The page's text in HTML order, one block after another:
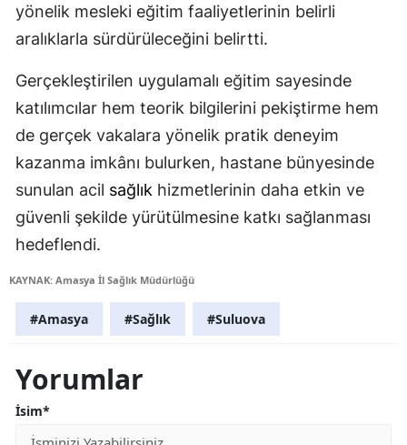
yönelik mesleki eğitim faaliyetlerinin belirli
aralıklarla sürdürüleceğini belirtti.
Gerçekleştirilen uygulamalı eğitim sayesinde
katılımcılar hem teorik bilgilerini pekiştirme hem
de gerçek vakalara yönelik pratik deneyim
kazanma imkânı bulurken, hastane bünyesinde
sunulan acil sağlık hizmetlerinin daha etkin ve
güvenli şekilde yürütülmesine katkı sağlanması
hedeflendi.
KAYNAK: Amasya İl Sağlık Müdürlüğü
#Amasya #Sağlık #Suluova
Yorumlar
İsim*